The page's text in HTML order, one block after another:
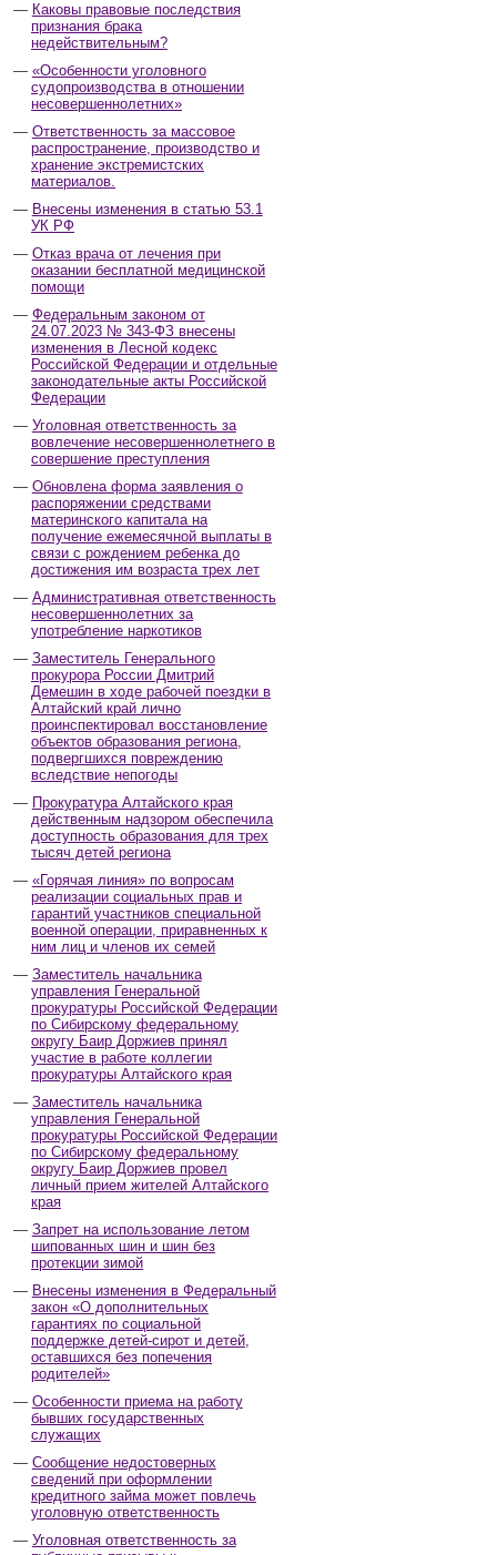
Каковы правовые последствия
признания брака
недействительным?
«Особенности уголовного
судопроизводства в отношении
несовершеннолетних»
Ответственность за массовое
распространение, производство и
хранение экстремистских
материалов.
Внесены изменения в статью 53.1
УК РФ
Отказ врача от лечения при
оказании бесплатной медицинской
помощи
Федеральным законом от
24.07.2023 № 343-ФЗ внесены
изменения в Лесной кодекс
Российской Федерации и отдельные
законодательные акты Российской
Федерации
Уголовная ответственность за
вовлечение несовершеннолетнего в
совершение преступления
Обновлена форма заявления о
распоряжении средствами
материнского капитала на
получение ежемесячной выплаты в
связи с рождением ребенка до
достижения им возраста трех лет
Административная ответственность
несовершеннолетних за
употребление наркотиков
Заместитель Генерального
прокурора России Дмитрий
Демешин в ходе рабочей поездки в
Алтайский край лично
проинспектировал восстановление
объектов образования региона,
подвергшихся повреждению
вследствие непогоды
Прокуратура Алтайского края
действенным надзором обеспечила
доступность образования для трех
тысяч детей региона
«Горячая линия» по вопросам
реализации социальных прав и
гарантий участников специальной
военной операции, приравненных к
ним лиц и членов их семей
Заместитель начальника
управления Генеральной
прокуратуры Российской Федерации
по Сибирскому федеральному
округу Баир Доржиев принял
участие в работе коллегии
прокуратуры Алтайского края
Заместитель начальника
управления Генеральной
прокуратуры Российской Федерации
по Сибирскому федеральному
округу Баир Доржиев провел
личный прием жителей Алтайского
края
Запрет на использование летом
шипованных шин и шин без
протекции зимой
Внесены изменения в Федеральный
закон «О дополнительных
гарантиях по социальной
поддержке детей-сирот и детей,
оставшихся без попечения
родителей»
Особенности приема на работу
бывших государственных
служащих
Сообщение недостоверных
сведений при оформлении
кредитного займа может повлечь
уголовную ответственность
Уголовная ответственность за